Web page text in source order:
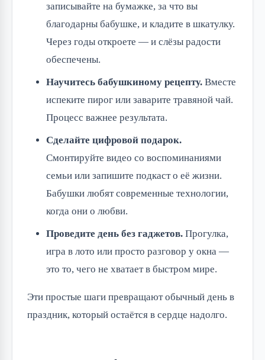
записывайте на бумажке, за что вы
благодарны бабушке, и кладите в шкатулку.
Через годы откроете — и слёзы радости
обеспечены.
Научитесь бабушкиному рецепту. Вместе
испеките пирог или заварите травяной чай.
Процесс важнее результата.
Сделайте цифровой подарок.
Смонтируйте видео со воспоминаниями
семьи или запишите подкаст о её жизни.
Бабушки любят современные технологии,
когда они о любви.
Проведите день без гаджетов. Прогулка,
игра в лото или просто разговор у окна —
это то, чего не хватает в быстром мире.
Эти простые шаги превращают обычный день в
праздник, который остаётся в сердце надолго.